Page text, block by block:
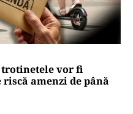
trotinetele vor fi
amenzi de până